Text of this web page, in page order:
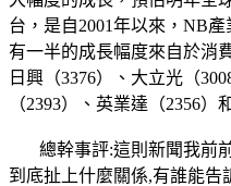
台，是自2001年以來，NB
有一半的成長幅度來自於消
日興（3376）、大立光（
（2393）、英業達（2356）
總幹事評:這則新聞我前
到底扯上什麼關係,有誰能告